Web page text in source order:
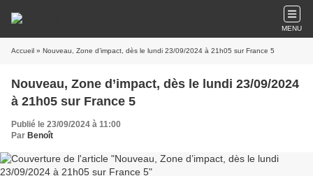
MENU
Accueil » Nouveau, Zone d’impact, dès le lundi 23/09/2024 à 21h05 sur France 5
Nouveau, Zone d’impact, dès le lundi 23/09/2024
à 21h05 sur France 5
Publié le 23/09/2024 à 11:00
Par Benoît